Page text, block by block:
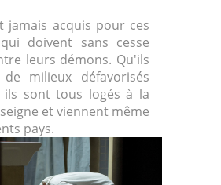
jamais acquis pour ces
doivent sans cesse
leurs démons. Qu'ils
milieux défavorisés
ils sont tous logés à la
et viennent même
pays.